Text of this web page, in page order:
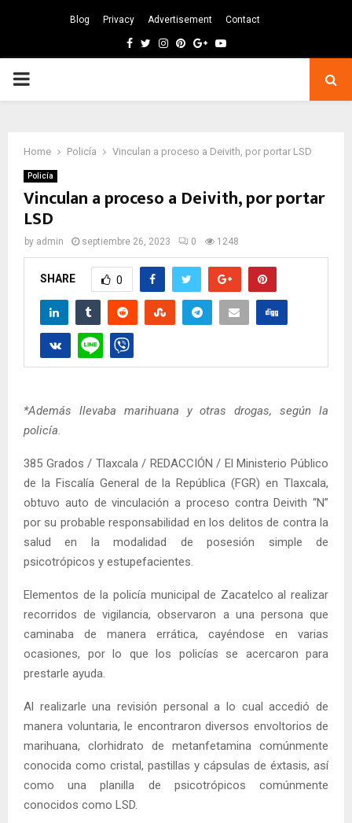
Blog Privacy Advertisement Contact
Facebook
TwitterInstagram
Pinterest
GoogleYoutube
PRIMARY
Home Policía Vinculan a proceso a Deivith, por portar LSD
Policía
Vinculan a proceso a Deivith, por portar
LSD
by admin septiembre 26, 2023 0 1248
SHARE 0
*Además llevaba marihuana y otras drogas, según la
policía.
385 Grados / Tlaxcala / REDACCIÓN / El Ministerio Público
de la Fiscalía General de la República (FGR) en Tlaxcala,
obtuvo auto de vinculación a proceso contra Deivith “N”
por su probable responsabilidad en los delitos de contra la
salud en la modalidad de posesión simple de
psicotrópicos y estupefacientes.
Elementos de la policía municipal de Zacatelco al realizar
recorridos de vigilancia, observaron a una persona que
caminaba de manera errática, cayéndose en varias
ocasiones, por lo que los policías se acercaron para
prestarle ayuda.
Al realizarle una revisión personal a lo cual accedió de
manera voluntaria, le encontraron diversos envoltorios de
marihuana, clorhidrato de metanfetamina comúnmente
conocida como cristal, pastillas y cápsulas de éxtasis, así
como una planilla de psicotrópicos comúnmente
conocidos como LSD.